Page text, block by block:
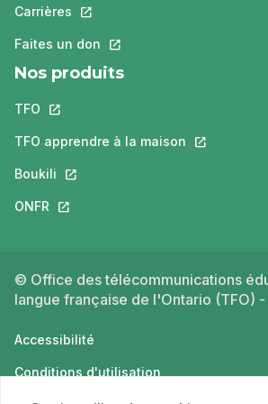
Carrières Ce lien s'ouvrira dans un
Faites un don Ce lien s'ouvrira dans un
Nos produits
TFO Ce lien s'ouvrira dans un nouvel
TFO apprendre à la maison Ce lien
Boukili Ce lien s'ouvrira dans un nouvel
ONFR Ce lien s'ouvrira dans un nouvel
© Office des télécommunications
langue française de l'Ontario (TFO)
Accessibilité
Conditions d'utilisation